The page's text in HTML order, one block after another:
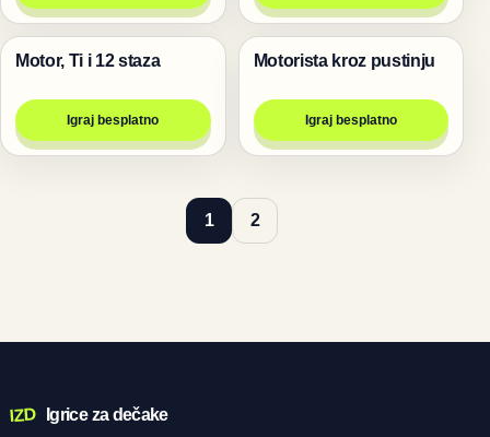
Trke
Motor, Ti i 12 staza
Igraj besplatno
Trke
Motorista kroz pustinju
Igraj besplatno
1 2
IZD Igrice za dečake